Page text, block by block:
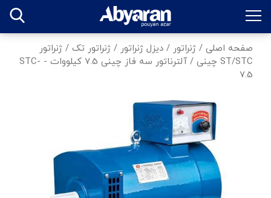
صفحه اصلی / ژنراتور / دیزل ژنراتور / ژنراتور تک / ژنراتور
ST/STC چینی
/
آلترناتور سه فاز چینی 7.5 کیلووات - STC-
7.5